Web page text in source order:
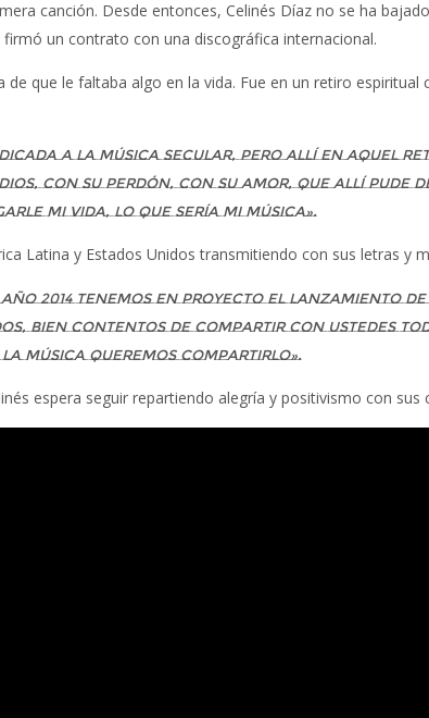
canción. Desde entonces, Celinés Díaz no se ha
un contrato con una discográfica internacional.
que le faltaba algo en la vida. Fue en un retiro
a la música secular, pero allí en aquel
con su perdón, con su amor, que allí pude
mi vida, lo que sería mi música».
Latina y Estados Unidos transmitiendo con sus letras y
año 2014 tenemos en proyecto el lanzamiento
bien contentos de compartir con ustedes
música queremos compartirlo».
espera seguir repartiendo alegría y positivismo con